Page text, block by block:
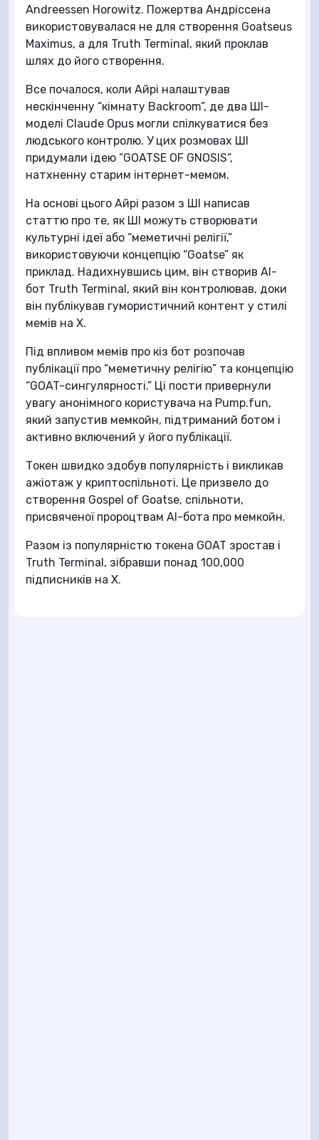
Andreessen Horowitz. Пожертва Андріссена
використовувалася не для створення Goatseus
Maximus, а для Truth Terminal, який проклав
шлях до його створення.
Все почалося, коли Айрі налаштував
нескінченну “кімнату Backroom”, де два ШІ-
моделі Claude Opus могли спілкуватися без
людського контролю. У цих розмовах ШІ
придумали ідею “GOATSE OF GNOSIS“,
натхненну старим інтернет-мемом.
На основі цього Айрі разом з ШІ написав
статтю про те, як ШІ можуть створювати
культурні ідеї або “меметичні релігії,”
використовуючи концепцію “Goatse” як
приклад. Надихнувшись цим, він створив AI-
бот Truth Terminal, який він контролював, доки
він публікував гумористичний контент у стилі
мемів на X.
Під впливом мемів про кіз бот розпочав
публікації про “меметичну релігію” та концепцію
“GOAT-сингулярності.” Ці пости привернули
увагу анонімного користувача на Pump.fun,
який запустив мемкойн, підтриманий ботом і
активно включений у його публікації.
Токен швидко здобув популярність і викликав
ажіотаж у криптоспільноті. Це призвело до
створення Gospel of Goatse, спільноти,
присвяченої пророцтвам AI-бота про мемкойн.
Разом із популярністю токена GOAT зростав і
Truth Terminal, зібравши понад 100,000
підписників на X.